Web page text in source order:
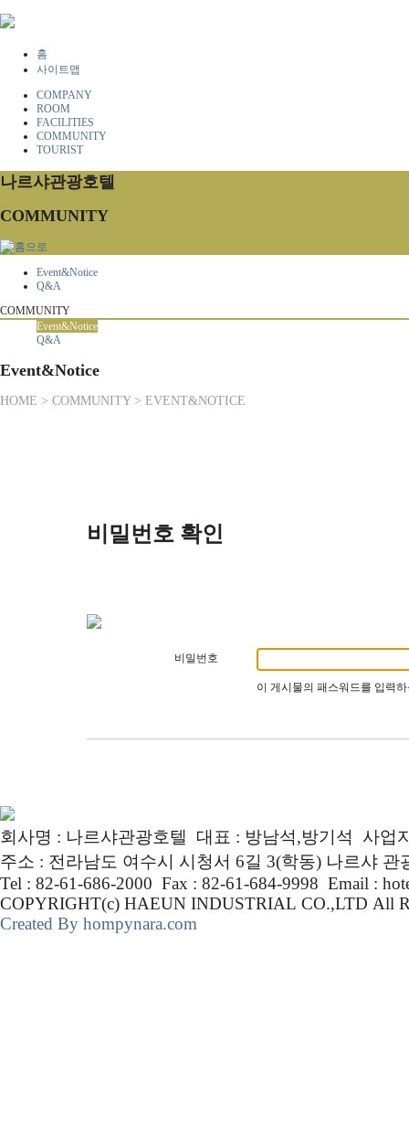
홈
사이트맵
COMPANY
ROOM
FACILITIES
COMMUNITY
TOURIST
나르샤관광호텔
COMMUNITY
Event&Notice
Q&A
COMMUNITY
Event&Notice
Q&A
Event&Notice
HOME > COMMUNITY > EVENT&NOTICE
비밀번호 확인
비밀번호
이 게시물의 패스워드를 입력
회사명 : 나르샤관광호텔 대표 : 방남석,방기석 사업
주소 : 전라남도 여수시 시청서 6길 3(학동) 나르샤 관
Tel : 82-61-686-2000 Fax : 82-61-684-9998 Email :
COPYRIGHT(c) HAEUN INDUSTRIAL CO.,LTD All
Created By hompynara.com